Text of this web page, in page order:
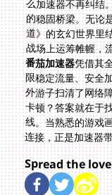
战场上运筹帷幄，
番茄加速器凭借其
限稳定流
外游子扫
卡顿？答
线。当熟
连接，正是加速器
Spread the love